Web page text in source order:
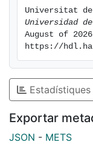
Universitat
Universidad
August of
https://
Estadístiques
Exportar
JSON - METS